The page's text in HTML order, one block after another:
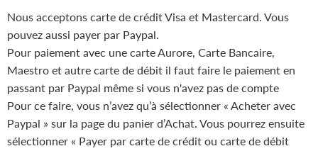
Nous acceptons carte de crédit Visa et Mastercard. Vous
pouvez aussi payer par Paypal.
Pour paiement avec une carte Aurore, Carte Bancaire,
Maestro et autre carte de débit il faut faire le paiement en
passant par Paypal même si vous n'avez pas de compte
Pour ce faire, vous n’avez qu’à sélectionner « Acheter avec
Paypal » sur la page du panier d’Achat. Vous pourrez ensuite
sélectionner « Payer par carte de crédit ou carte de débit